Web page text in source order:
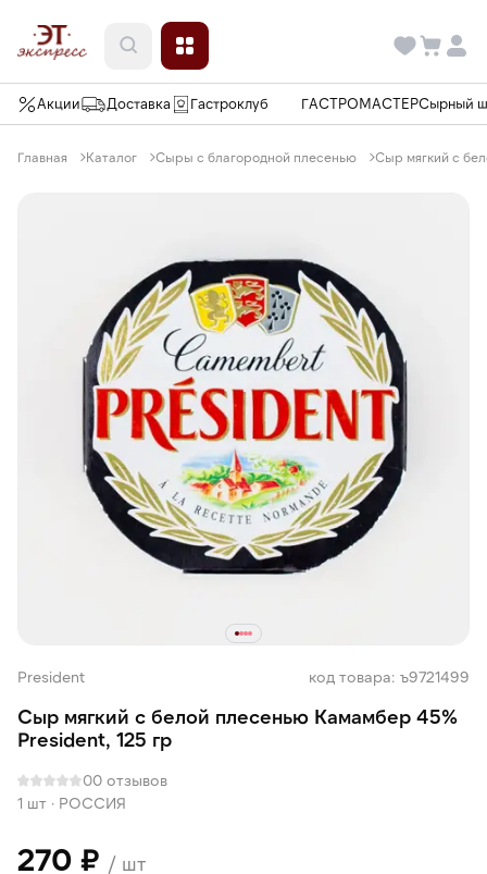
Акции Доставка Гастроклуб ГАСТРОМАСТЕРСырный
Главная Каталог Сыры с благородной плесенью Сыр мягкий с
President код товара: ъ9721499
Сыр мягкий с белой плесенью Камамбер 45%
President, 125 гр
00 отзывов
1 шт · РОССИЯ
270 ₽ / шт